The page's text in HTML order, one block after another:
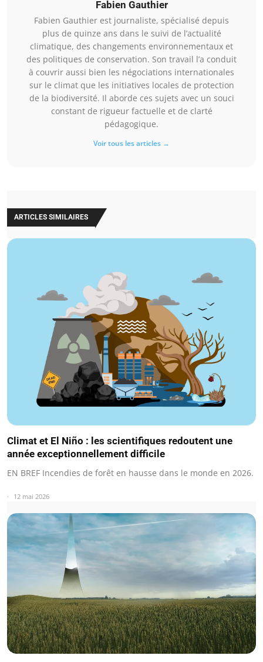
Fabien Gauthier
Fabien Gauthier est journaliste, spécialisé depuis
plus de quinze ans dans le suivi de l’actualité
climatique, des changements environnementaux et
des politiques de conservation. Son travail l’a conduit
à couvrir aussi bien les négociations internationales
sur le climat que les initiatives locales de protection
de la biodiversité. Il aborde ces sujets avec un souci
constant de rigueur factuelle et de clarté
pédagogique.
Voir tous les articles →
ARTICLES SIMILAIRES
Climat et El Niño : les scientifiques redoutent une
année exceptionnellement difficile
EN BREF Incendies de forêt en hausse dans le monde en 2026.
12 mai 2026